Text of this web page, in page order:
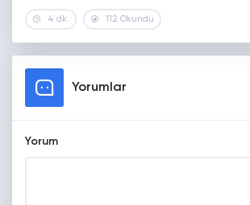
4 dk. 112 Okundu
Yorumlar
Yorum